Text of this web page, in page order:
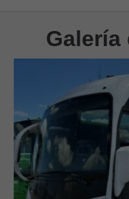
Galería